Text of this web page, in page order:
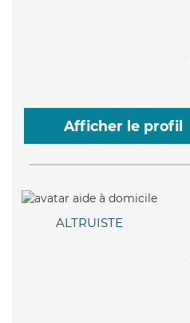
Afficher le profil
ALTRUISTE